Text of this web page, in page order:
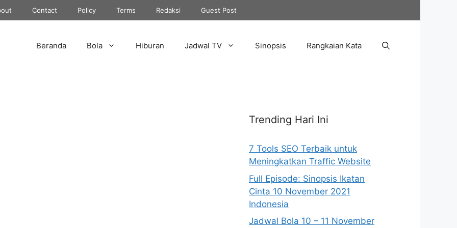
Contact Policy Terms Redaksi Guest Post
Beranda Bola Hiburan Jadwal TV Sinopsis Rangkaian Kata
Trending Hari Ini
7 Tools SEO Terbaik untuk
Meningkatkan Traffic Website
Full Episode: Sinopsis Ikatan
Cinta 10 November 2021
Indonesia
Jadwal Bola 10 – 11 November